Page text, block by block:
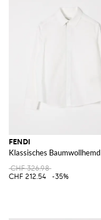
FENDI
Klassisches Baumwollhemd
CHF 326.98
CHF 212.54
-35%